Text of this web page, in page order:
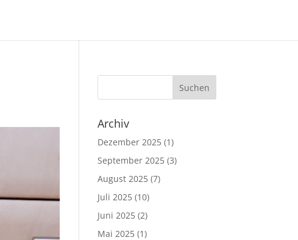
Archiv
Dezember 2025 (1)
September 2025 (3)
August 2025 (7)
Juli 2025 (10)
Juni 2025 (2)
Mai 2025 (1)